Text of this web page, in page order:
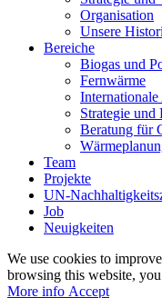
Organisation
Unsere
Bereiche
Biogas und
Fernwärme
Strategie und
Beratung für
Team
Projekte
UN-
Job
Neuigkeiten
We use cookies to
browsing this website,
More info More
Accept